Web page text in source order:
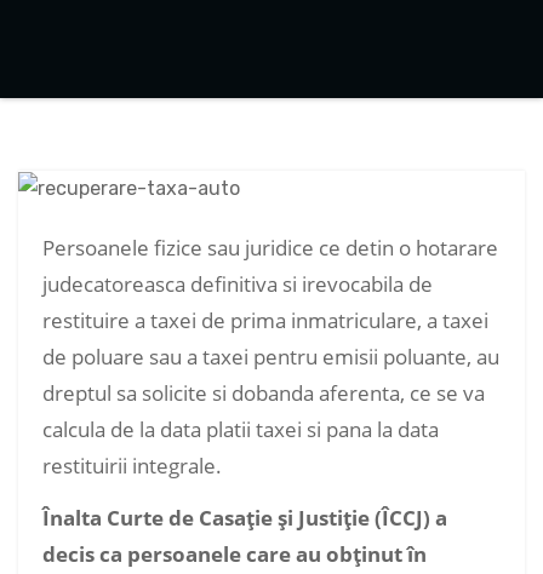
Persoanele fizice sau juridice ce detin o hotarare
judecatoreasca definitiva si irevocabila de
restituire a taxei de prima inmatriculare, a taxei
de poluare sau a taxei pentru emisii poluante, au
dreptul sa solicite si dobanda aferenta, ce se va
calcula de la data platii taxei si pana la data
restituirii integrale.
Înalta Curte de Casaţie şi Justiţie (ÎCCJ) a
decis ca persoanele care au obţinut în